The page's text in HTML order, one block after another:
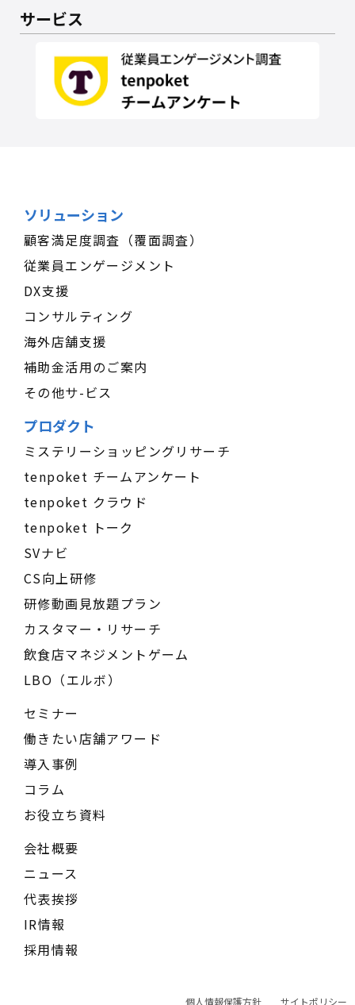
サービス
ソリューション
顧客満足度調査（覆面調査）
従業員エンゲージメント
DX支援
コンサルティング
海外店舗支援
補助金活用のご案内
その他サ-ビス
プロダクト
ミステリーショッピングリサーチ
tenpoket チームアンケート
tenpoket クラウド
tenpoket トーク
SVナビ
CS向上研修
研修動画見放題プラン
カスタマー・リサーチ
飲食店マネジメントゲーム
LBO（エルボ）
セミナー
働きたい店舗アワード
導入事例
コラム
お役立ち資料
会社概要
ニュース
代表挨拶
IR情報
採用情報
個人情報保護方針 サイトポリシー